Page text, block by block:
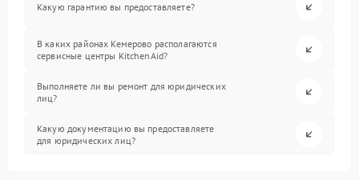
Какую гарантию вы предоставляете?
В каких районах Кемерово располагаются
сервисные центры KitchenAid?
Выполняете ли вы ремонт для юридических
лиц?
Какую документацию вы предоставляете
для юридических лиц?